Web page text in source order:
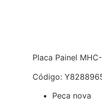
Placa Painel
Código:
Peça nova